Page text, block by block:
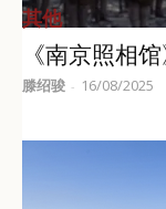
其他
《南京照相
滕绍骏 - 16/08/2025